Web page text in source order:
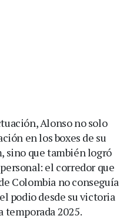
Alonso no solo
en los boxes de su
sino que también logró
el corredor que
Colombia no conseguía
podio desde su victoria
temporada 2025.